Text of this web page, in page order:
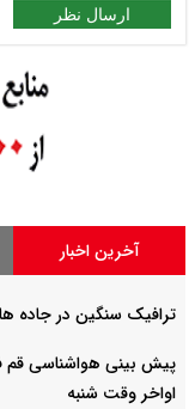
ارسال نظر
آخرین اخبار
ترافیک سنگین در جاده
اواخر وقت شنبه